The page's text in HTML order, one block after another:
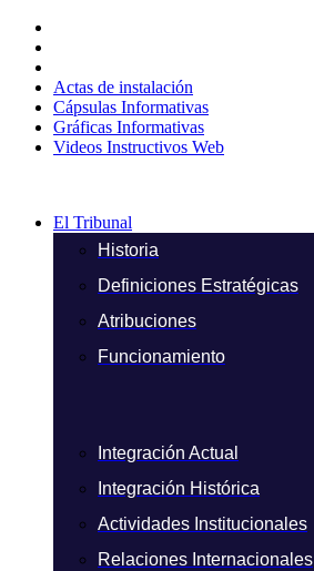
contenido
Actas de instalación
Cápsulas Informativas
Gráficas Informativas
Videos Instructivos Web
El Tribunal
Historia
Definiciones Estratégicas
Atribuciones
Funcionamiento
Integración Actual
Integración Histórica
Actividades Institucionales
Relaciones Internacionales